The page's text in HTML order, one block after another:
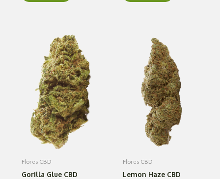
Flores CBD
Gorilla Glue CBD
Flores CBD
Lemon Haze CBD